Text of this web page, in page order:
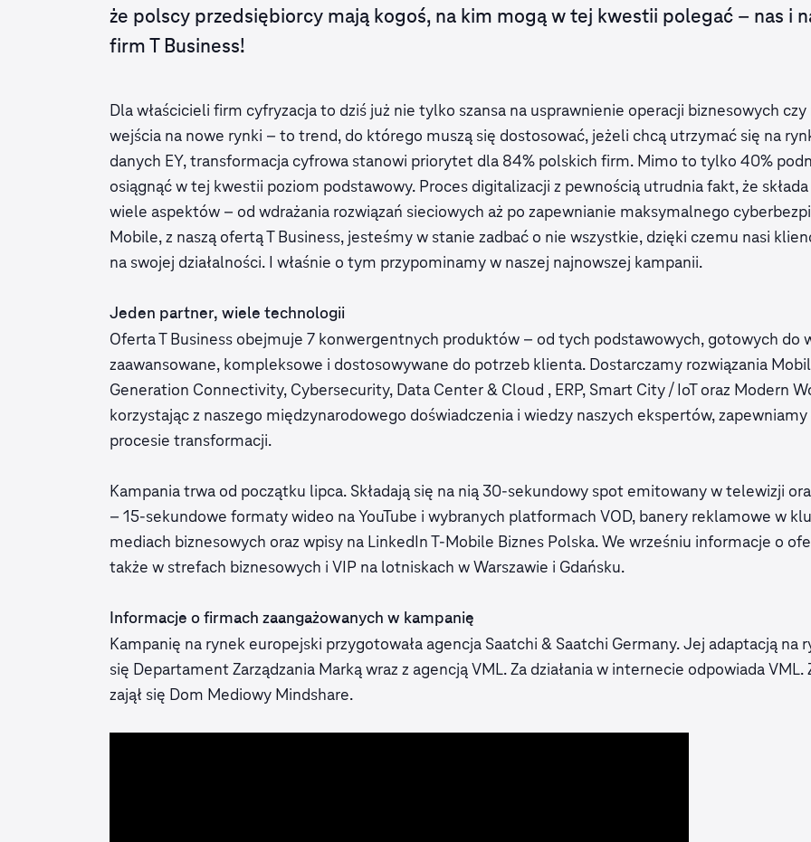
że polscy przedsiębiorcy mają kogoś, na kim mogą w tej kwestii polegać – nas i
firm T Business!
Dla właścicieli firm cyfryzacja to dziś już nie tylko szansa na usprawnienie operacji biznesowych
wejścia na nowe rynki – to trend, do którego muszą się dostosować, jeżeli chcą utrzymać się na
danych EY, transformacja cyfrowa stanowi priorytet dla 84% polskich firm. Mimo to tylko 40%
osiągnąć w tej kwestii poziom podstawowy. Proces digitalizacji z pewnością utrudnia fakt, że
wiele aspektów – od wdrażania rozwiązań sieciowych aż po zapewnianie maksymalnego
Mobile, z naszą ofertą T Business, jesteśmy w stanie zadbać o nie wszystkie, dzięki czemu nasi
na swojej działalności. I właśnie o tym przypominamy w naszej najnowszej kampanii.
Jeden partner, wiele technologii
Oferta T Business obejmuje 7 konwergentnych produktów – od tych podstawowych, gotowych do
zaawansowane, kompleksowe i dostosowywane do potrzeb klienta. Dostarczamy rozwiązania
Generation Connectivity, Cybersecurity, Data Center & Cloud , ERP, Smart City / IoT oraz Modern
korzystając z naszego międzynarodowego doświadczenia i wiedzy naszych ekspertów, zapewniamy
procesie transformacji.
Kampania trwa od początku lipca. Składają się na nią 30-sekundowy spot emitowany w telewizji
– 15-sekundowe formaty wideo na YouTube i wybranych platformach VOD, banery reklamowe w
mediach biznesowych oraz wpisy na LinkedIn T-Mobile Biznes Polska. We wrześniu informacje o
także w strefach biznesowych i VIP na lotniskach w Warszawie i Gdańsku.
Informacje o firmach zaangażowanych w kampanię
Kampanię na rynek europejski przygotowała agencja Saatchi & Saatchi Germany. Jej adaptacją na
się Departament Zarządzania Marką wraz z agencją VML. Za działania w internecie odpowiada
zajął się Dom Mediowy Mindshare.